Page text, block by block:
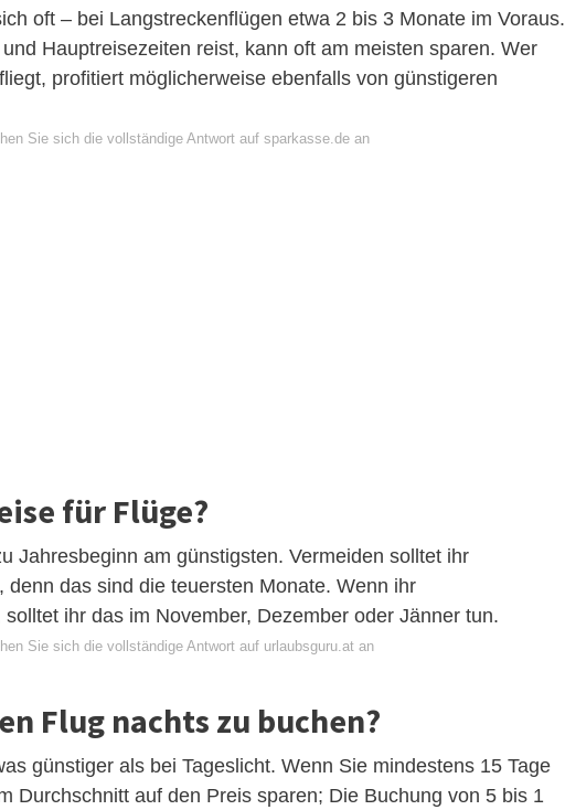
oft – bei Langstreckenflügen etwa 2 bis 3 Monate im Voraus.
Hauptreisezeiten reist, kann oft am meisten sparen. Wer
profitiert möglicherweise ebenfalls von günstigeren
Sie sich die vollständige Antwort auf sparkasse.de an
für Flüge?
Jahresbeginn am günstigsten. Vermeiden solltet ihr
das sind die teuersten Monate. Wenn ihr
ihr das im November, Dezember oder Jänner tun.
Sie sich die vollständige Antwort auf urlaubsguru.at an
Flug nachts zu buchen?
günstiger als bei Tageslicht. Wenn Sie mindestens 15 Tage
Durchschnitt auf den Preis sparen; Die Buchung von 5 bis 1